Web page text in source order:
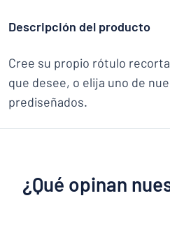
Descripción del producto
Cree su propio rótulo
que desee, o elija uno de
prediseñados.
¿Qué opinan